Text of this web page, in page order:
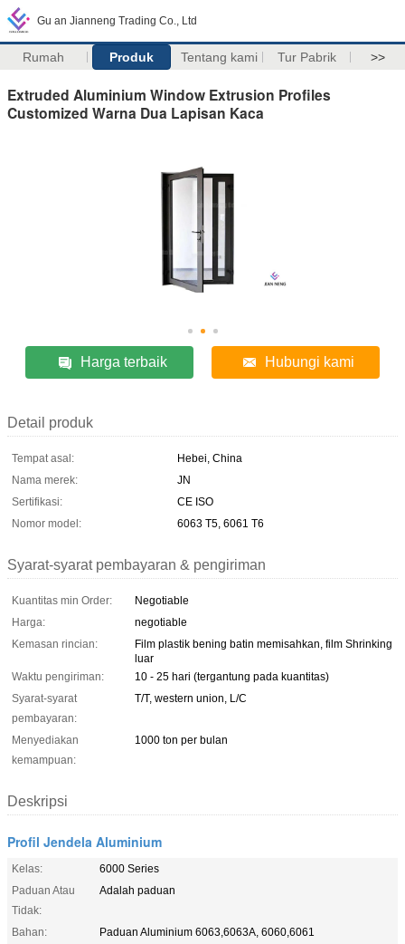
Gu an Jianneng Trading Co., Ltd
Rumah Produk Tentang kami Tur Pabrik >>
Extruded Aluminium Window Extrusion Profiles
Customized Warna Dua Lapisan Kaca
Harga terbaik Hubungi kami
Detail produk
Tempat asal:
Hebei, China
Nama merek:
JN
Sertifikasi:
CE ISO
Nomor model:
6063 T5, 6061 T6
Syarat-syarat pembayaran & pengiriman
Kuantitas min Order:
Negotiable
Harga:
negotiable
Kemasan rincian:
Film plastik bening batin memisahkan, film Shrinking
luar
Waktu pengiriman:
10 - 25 hari (tergantung pada kuantitas)
Syarat-syarat
pembayaran:
T/T, western union, L/C
Menyediakan
kemampuan:
1000 ton per bulan
Deskripsi
Profil Jendela Aluminium
Kelas:
6000 Series
Paduan Atau
Tidak:
Adalah paduan
Bahan:
Paduan Aluminium 6063,6063A, 6060,6061